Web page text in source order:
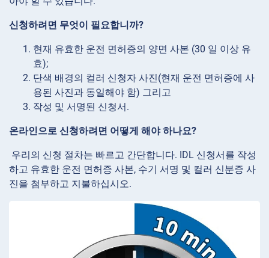
신청하려면 무엇이 필요합니까?
현재 유효한 운전 면허증의 양면 사본 (30 일 이상 유
효);
단색 배경의 컬러 신청자 사진(현재 운전 면허증에 사
용된 사진과 동일해야 함) 그리고
작성 및 서명된 신청서.
온라인으로 신청하려면 어떻게 해야 하나요?
우리의 신청 절차는 빠르고 간단합니다. IDL 신청서를 작성
하고 유효한 운전 면허증 사본, 수기 서명 및 컬러 신분증 사
진을 첨부하고 지불하십시오.